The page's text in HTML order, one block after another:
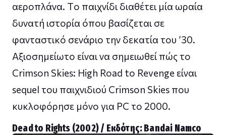
αεροπλάνα. Τo παιχνίδι διαθέτει μία ωραία
δυνατή ιστορία όπου βασίζεται σε
φανταστικό σενάριο την δεκατία του ’30.
Αξιοσημείωτο είναι να σημειωθεί πώς το
Crimson Skies: High Road to Revenge είναι
sequel του παιχνιδιού Crimson Skies που
κυκλοφόρησε μόνο για PC το 2000.
Dead to Rights (2002) / Εκδότης: Bandai Namco